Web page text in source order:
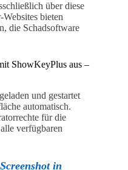
über diese
bieten
die Schadsoftware
ShowKeyPlus aus –
und gestartet
automatisch.
für die
verfügbaren
in